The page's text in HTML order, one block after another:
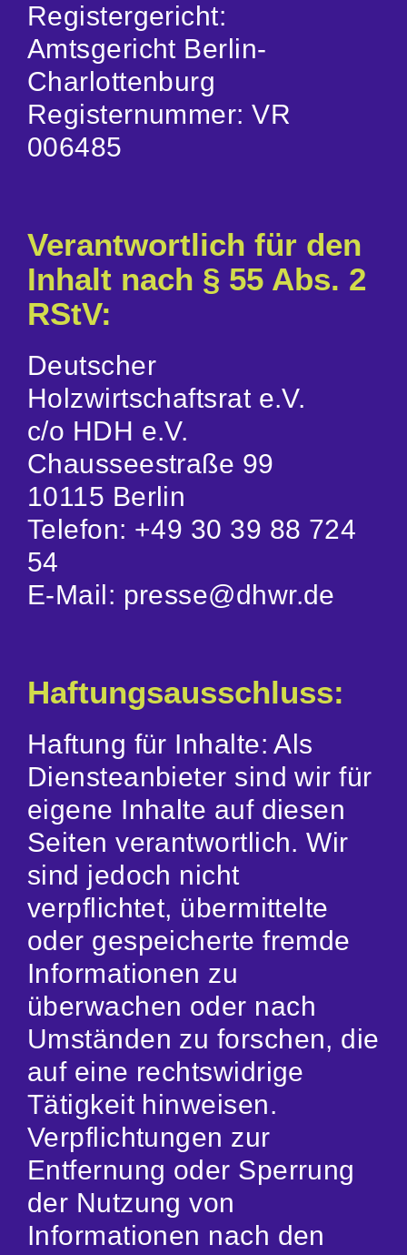
Registergericht:
Amtsgericht Berlin-
Charlottenburg
Registernummer: VR
006485
Verantwortlich für den
Inhalt nach § 55 Abs. 2
RStV:
Deutscher
Holzwirtschaftsrat e.V.
c/o HDH e.V.
Chausseestraße 99
10115 Berlin
Telefon: +49 30 39 88 724
54
E-Mail: presse@dhwr.de
Haftungsausschluss:
Haftung für Inhalte: Als
Diensteanbieter sind wir für
eigene Inhalte auf diesen
Seiten verantwortlich. Wir
sind jedoch nicht
verpflichtet, übermittelte
oder gespeicherte fremde
Informationen zu
überwachen oder nach
Umständen zu forschen, die
auf eine rechtswidrige
Tätigkeit hinweisen.
Verpflichtungen zur
Entfernung oder Sperrung
der Nutzung von
Informationen nach den